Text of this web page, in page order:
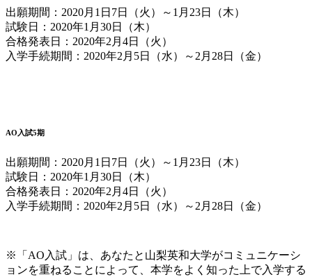
出願期間：2020月1日7日（火）～1月23日（木）
試験日：2020年1月30日（木）
合格発表日：2020年2月4日（火）
入学手続期間：2020年2月5日（水）～2月28日（金）
AO入試5期
出願期間：2020月1日7日（火）～1月23日（木）
試験日：2020年1月30日（木）
合格発表日：2020年2月4日（火）
入学手続期間：2020年2月5日（水）～2月28日（金）
※「AO入試」は、あなたと山梨英和大学がコミュニケーシ
ョンを重ねることによって、本学をよく知った上で入学する